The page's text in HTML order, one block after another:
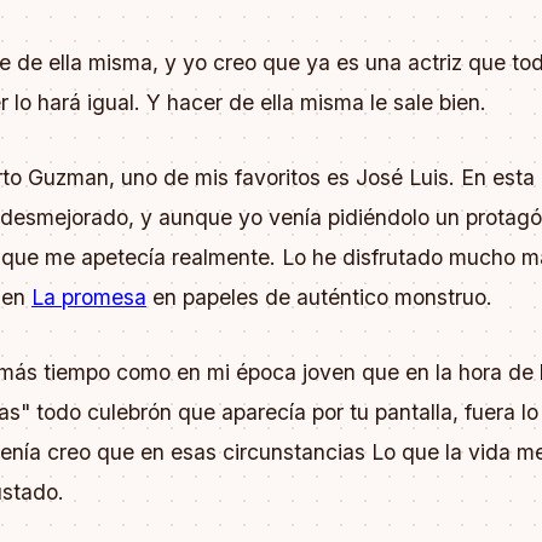
de ella misma, y yo creo que ya es una actriz que
lo hará igual. Y hacer de ella misma le sale bien.
Guzman, uno de mis favoritos es José Luis. En esta
y aunque yo venía pidiéndolo un
me apetecía realmente. Lo he disfrutado mucho
La promesa en papeles de auténtico monstruo.
tiempo como en mi época joven que en la hora de
todo culebrón que aparecía por tu pantalla, fuera
creo que en esas circunstancias Lo que la vida